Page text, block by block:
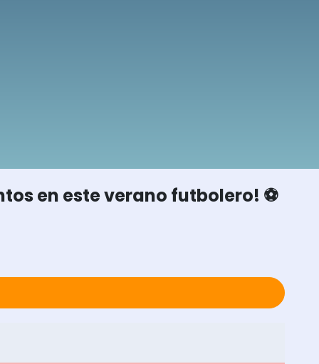
en este verano futbolero! ⚽